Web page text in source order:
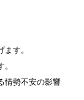
す。
情勢不安の影響